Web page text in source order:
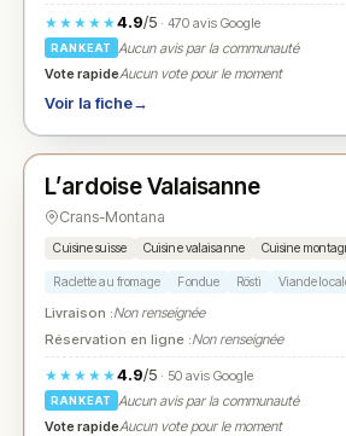
★★★★★4.9/5· 470 avis Google
RANKEAT
Aucun avis par la communauté
Vote rapideAucun vote pour le moment
Voir la fiche→
★ N° 3
L’ardoise Valaisanne
Crans-Montana
Cuisine suisse Cuisine valaisanne Cuisine
Raclette au fromage Fondue Rösti Viande
Livraison :Non renseignée
Réservation en ligne :Non renseignée
★★★★★4.9/5· 50 avis Google
RANKEAT
Aucun avis par la communauté
Vote rapideAucun vote pour le moment